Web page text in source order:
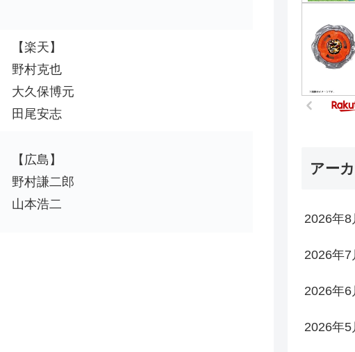
【楽天】
野村克也
大久保博元
田尾安志
【広島】
野村謙二郎
山本浩二
アー
2026年8
2026年7
2026年6
2026年5